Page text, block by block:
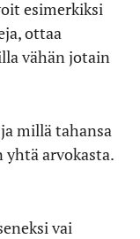
esimerkiksi
ottaa
vähän jotain
millä tahansa
yhtä arvokasta.
vai